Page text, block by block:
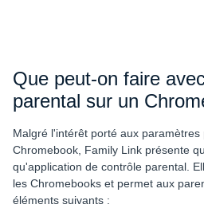
Que peut-on faire
parental sur un
Malgré l'intérêt porté aux
Chromebook, Family Link présente
qu'application de contrôle parental.
les Chromebooks et permet aux
éléments suivants :